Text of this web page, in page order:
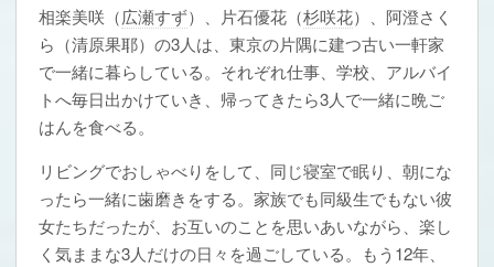
相楽美咲（広瀬すず）、片石優花（杉咲花）、阿澄さく
ら（清原果耶）の3人は、東京の片隅に建つ古い一軒家
で一緒に暮らしている。それぞれ仕事、学校、アルバイ
トへ毎日出かけていき、帰ってきたら3人で一緒に晩ご
はんを食べる。
リビングでおしゃべりをして、同じ寝室で眠り、朝にな
ったら一緒に歯磨きをする。家族でも同級生でもない彼
女たちだったが、お互いのことを思いあいながら、楽し
く気ままな3人だけの日々を過ごしている。もう12年、